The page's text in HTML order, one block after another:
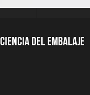
del embalaje